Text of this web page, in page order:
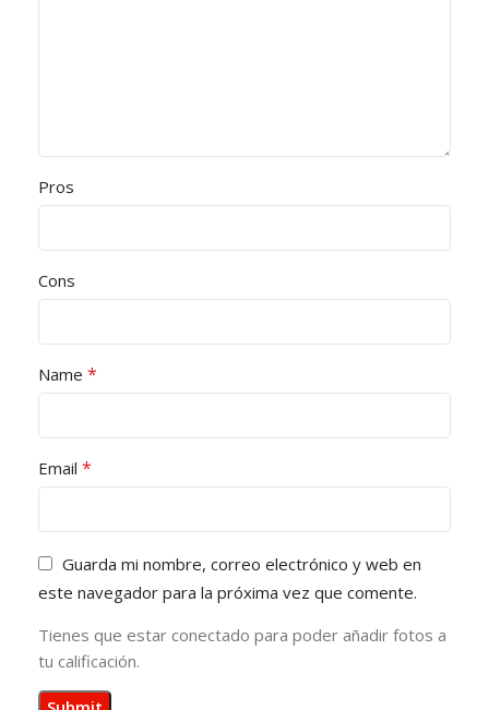
Pros
Cons
Name *
Email *
Guarda mi nombre, correo electrónico y web en
este navegador para la próxima vez que comente.
Tienes que estar conectado para poder añadir fotos a
tu calificación.